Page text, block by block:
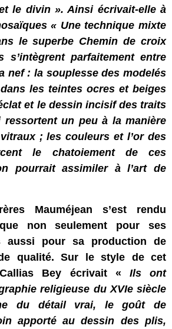
le divin ». Ainsi écrivait-elle à
« Une technique mixte
le superbe Chemin de croix
s’intègrent parfaitement entre
nef : la souplesse des modelés
les teintes ocres et beiges
et le dessin incisif des traits
ressortent un peu à la manière
; les couleurs et l’or des
le chatoiement de ces
pourrait assimiler à l’art de
Mauméjean s’est rendu
non seulement pour ses
aussi pour sa production de
qualité. Sur le style de cet
Bey écrivait « Ils ont
religieuse du XVIe siècle
du détail vrai, le goût de
apporté au dessin des plis,